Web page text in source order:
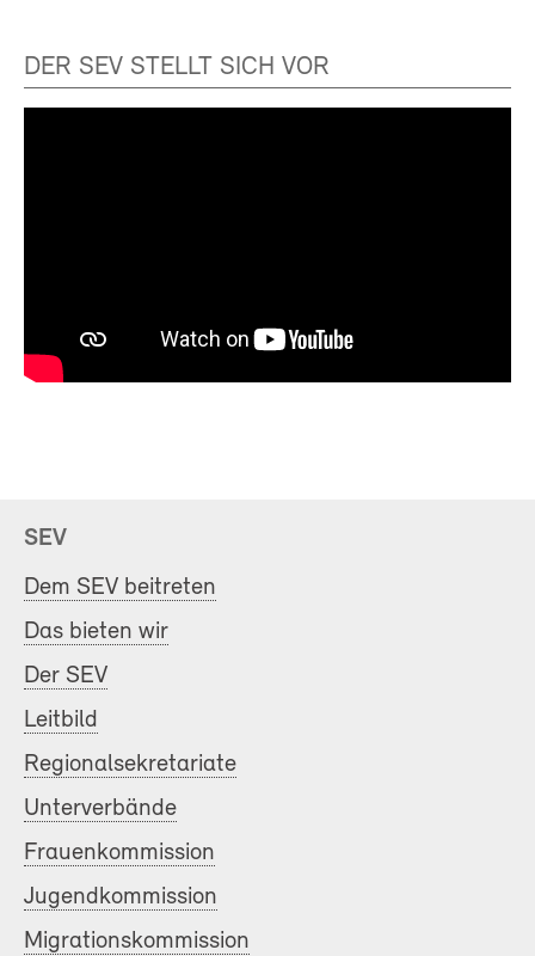
DER SEV STELLT SICH VOR
SEV
Dem SEV beitreten
Das bieten wir
Der SEV
Leitbild
Regionalsekretariate
Unterverbände
Frauenkommission
Jugendkommission
Migrationskommission